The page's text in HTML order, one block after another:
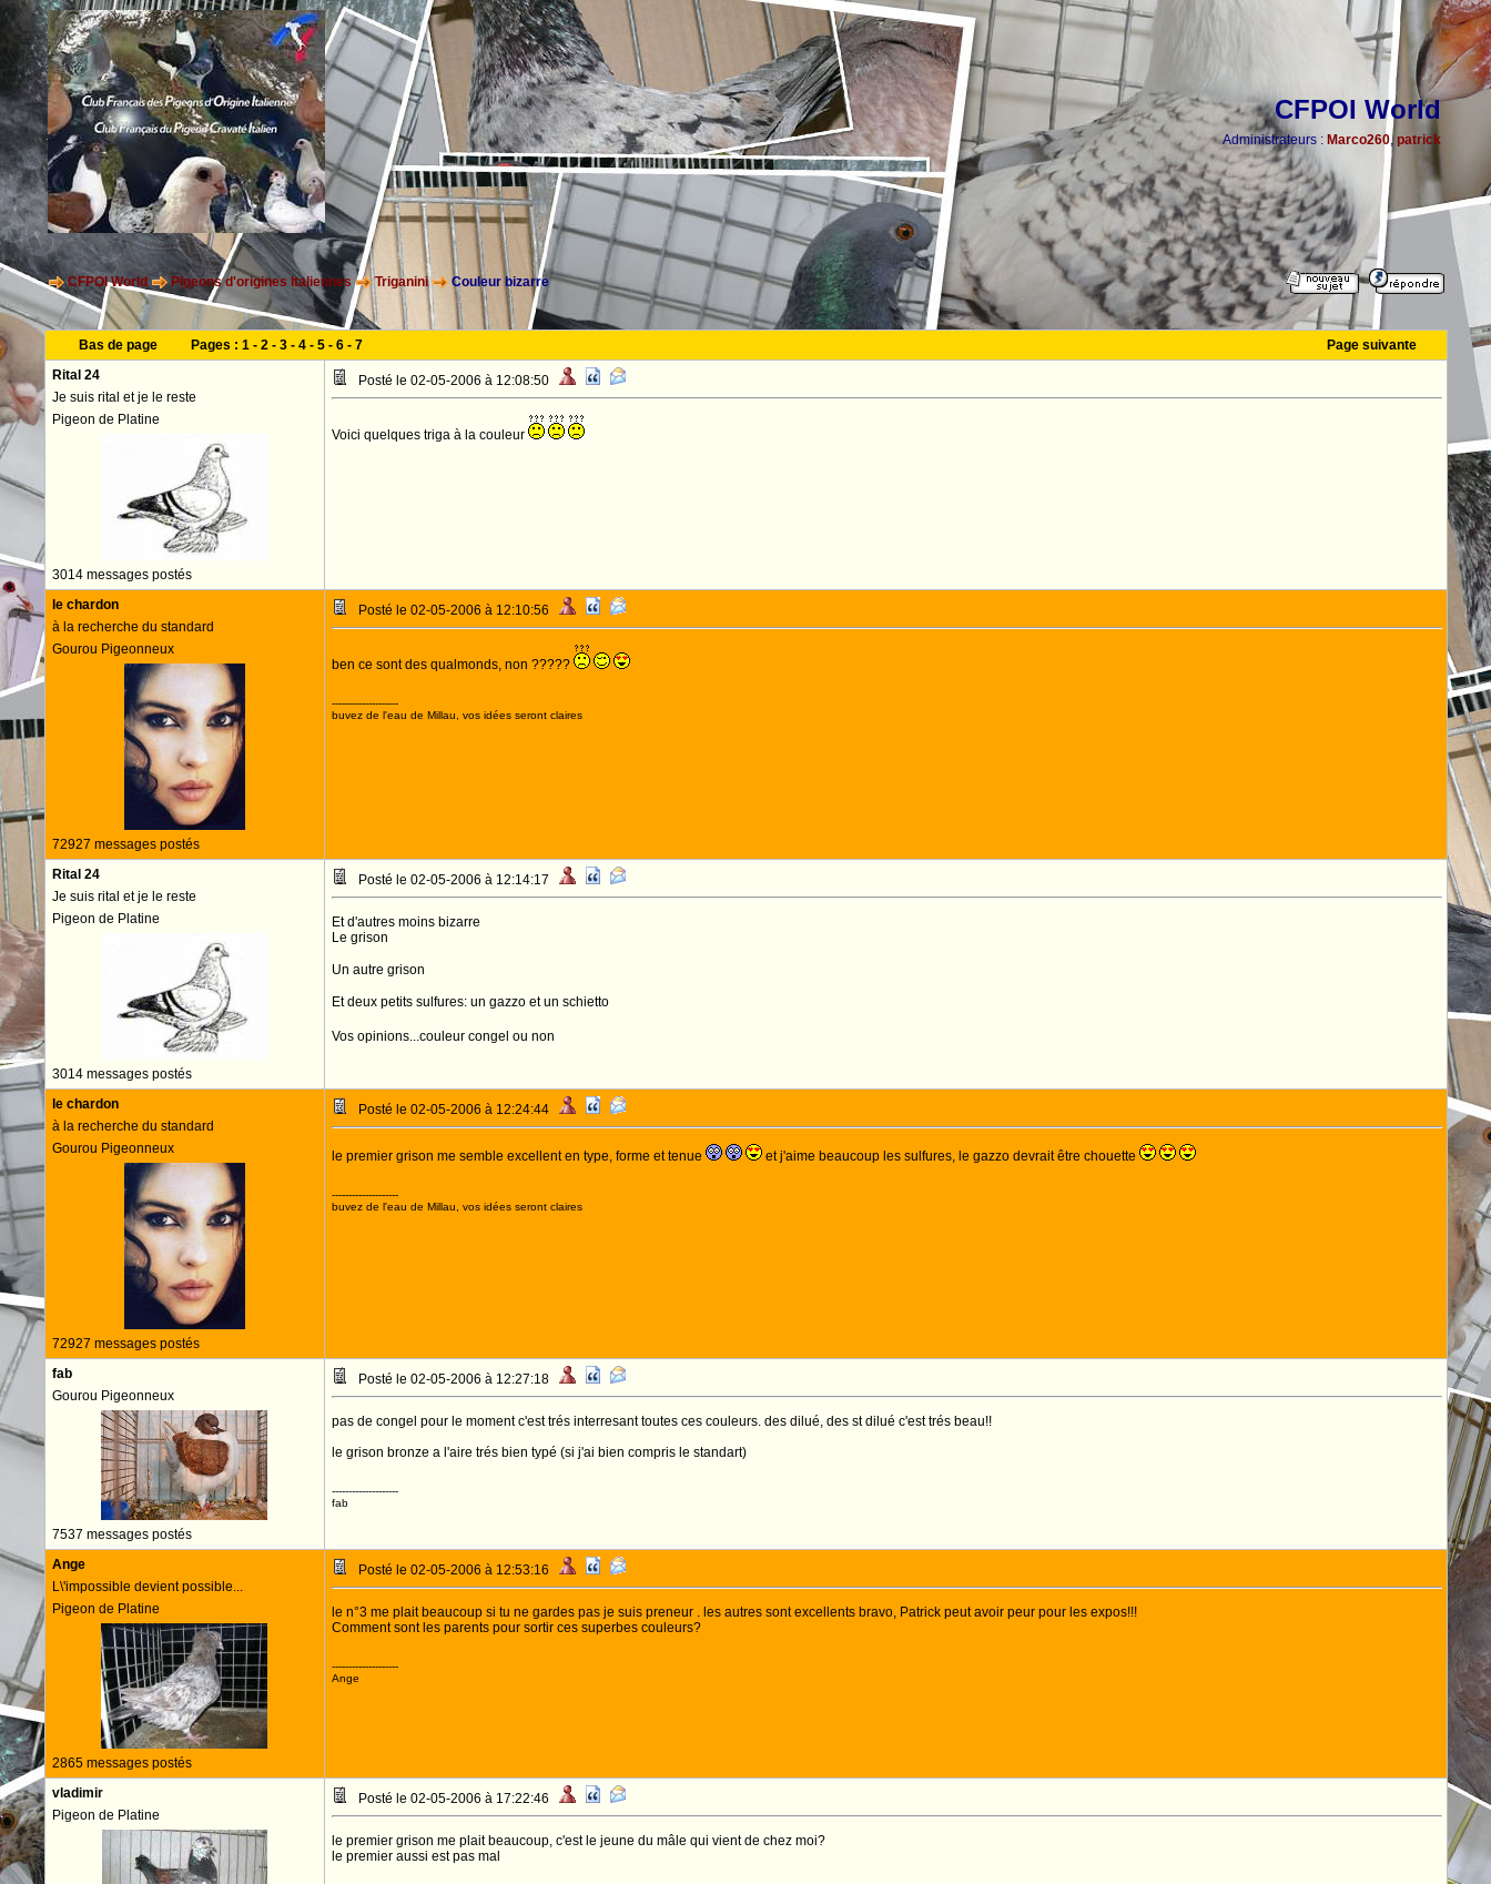
CFPOI World
Administrateurs : Marco260, patrick
CFPOI World Pigeons d'origines Italiennes Triganini Couleur bizarre
Bas de page Pages : 1- 2- 3- 4- 5- 6- 7
Page suivante
Rital 24
Je suis rital et je le reste
Pigeon de Platine
3014 messages postés
Posté le 02-05-2006 à 12:08:50
Voici quelques triga à la couleur
le chardon
à la recherche du standard
Gourou Pigeonneux
72927 messages postés
Posté le 02-05-2006 à 12:10:56
ben ce sont des qualmonds, non ?????
--------------------
buvez de l'eau de Millau, vos idées seront claires
Rital 24
Je suis rital et je le reste
Pigeon de Platine
3014 messages postés
Posté le 02-05-2006 à 12:14:17
Et d'autres moins bizarre
Le grison
Un autre grison
Et deux petits sulfures: un gazzo et un schietto
Vos opinions...couleur congel ou non
le chardon
à la recherche du standard
Gourou Pigeonneux
72927 messages postés
Posté le 02-05-2006 à 12:24:44
le premier grison me semble excellent en type, forme et tenue et j'aime beaucoup les sulfures, le gazzo devrait être chouette
--------------------
buvez de l'eau de Millau, vos idées seront claires
fab
Gourou Pigeonneux
7537 messages postés
Posté le 02-05-2006 à 12:27:18
pas de congel pour le moment c'est trés interresant toutes ces couleurs. des dilué, des st dilué c'est trés beau!!
le grison bronze a l'aire trés bien typé (si j'ai bien compris le standart)
--------------------
fab
Ange
L\'impossible devient possible...
Pigeon de Platine
2865 messages postés
Posté le 02-05-2006 à 12:53:16
le n°3 me plait beaucoup si tu ne gardes pas je suis preneur . les autres sont excellents bravo, Patrick peut avoir peur pour les expos!!!
Comment sont les parents pour sortir ces superbes couleurs?
--------------------
Ange
vladimir
Pigeon de Platine
Posté le 02-05-2006 à 17:22:46
le premier grison me plait beaucoup, c'est le jeune du mâle qui vient de chez moi?
le premier aussi est pas mal